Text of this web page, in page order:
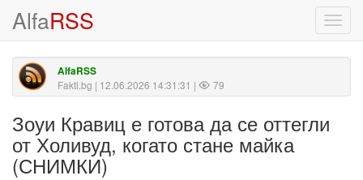
AlfaRSS
AlfaRSS
Fakti.bg | 12.06.2026 14:31:31 | 79
Зоуи Кравиц е готова да се оттегли
от Холивуд, когато стане майка
(СНИМКИ)